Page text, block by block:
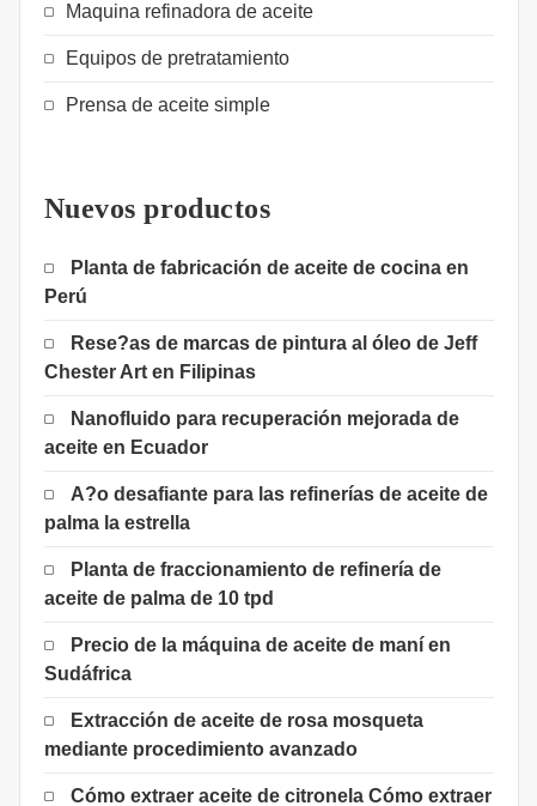
Maquina refinadora de aceite
Equipos de pretratamiento
Prensa de aceite simple
Nuevos productos
Planta de fabricación de aceite de cocina en
Perú
Rese?as de marcas de pintura al óleo de Jeff
Chester Art en Filipinas
Nanofluido para recuperación mejorada de
aceite en Ecuador
A?o desafiante para las refinerías de aceite de
palma la estrella
Planta de fraccionamiento de refinería de
aceite de palma de 10 tpd
Precio de la máquina de aceite de maní en
Sudáfrica
Extracción de aceite de rosa mosqueta
mediante procedimiento avanzado
Cómo extraer aceite de citronela Cómo extraer